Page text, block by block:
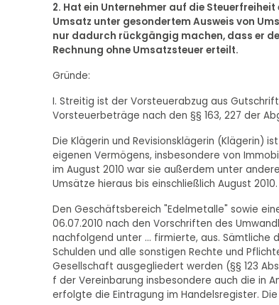
2. Hat ein Unternehmer auf die
Umsatz unter gesondertem Ausweis von
nur dadurch rückgängig machen, dass er
Rechnung ohne Umsatzsteuer erteilt.
Gründe:
I. Streitig ist der Vorsteuerabzug aus
Vorsteuerbeträge nach den §§ 163, 227 der
Die Klägerin und Revisionsklägerin (Klägerin)
eigenen Vermögens, insbesondere von
im August 2010 war sie außerdem unter
Umsätze hieraus bis einschließlich August
Den Geschäftsbereich "Edelmetalle" sowie
06.07.2010 nach den Vorschriften des
nachfolgend unter … firmierte, aus. Sämtliche
Schulden und alle sonstigen Rechte und
Gesellschaft ausgegliedert werden (§§ 123
f der Vereinbarung insbesondere auch die in
erfolgte die Eintragung im Handelsregister.